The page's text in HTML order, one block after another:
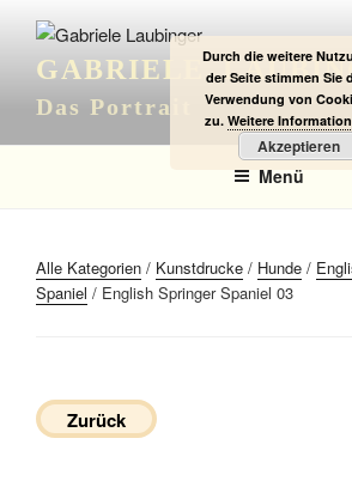
Inhalt
springenGABRIELE
Das Portrait
Menü
Alle Kategorien / Kunstdrucke / Hunde /
Spaniel / English Springer Spaniel 03
Zurück
Durch die weitere
der Seite stimmen Sie
Verwendung von
zu. Weitere
Akzeptieren